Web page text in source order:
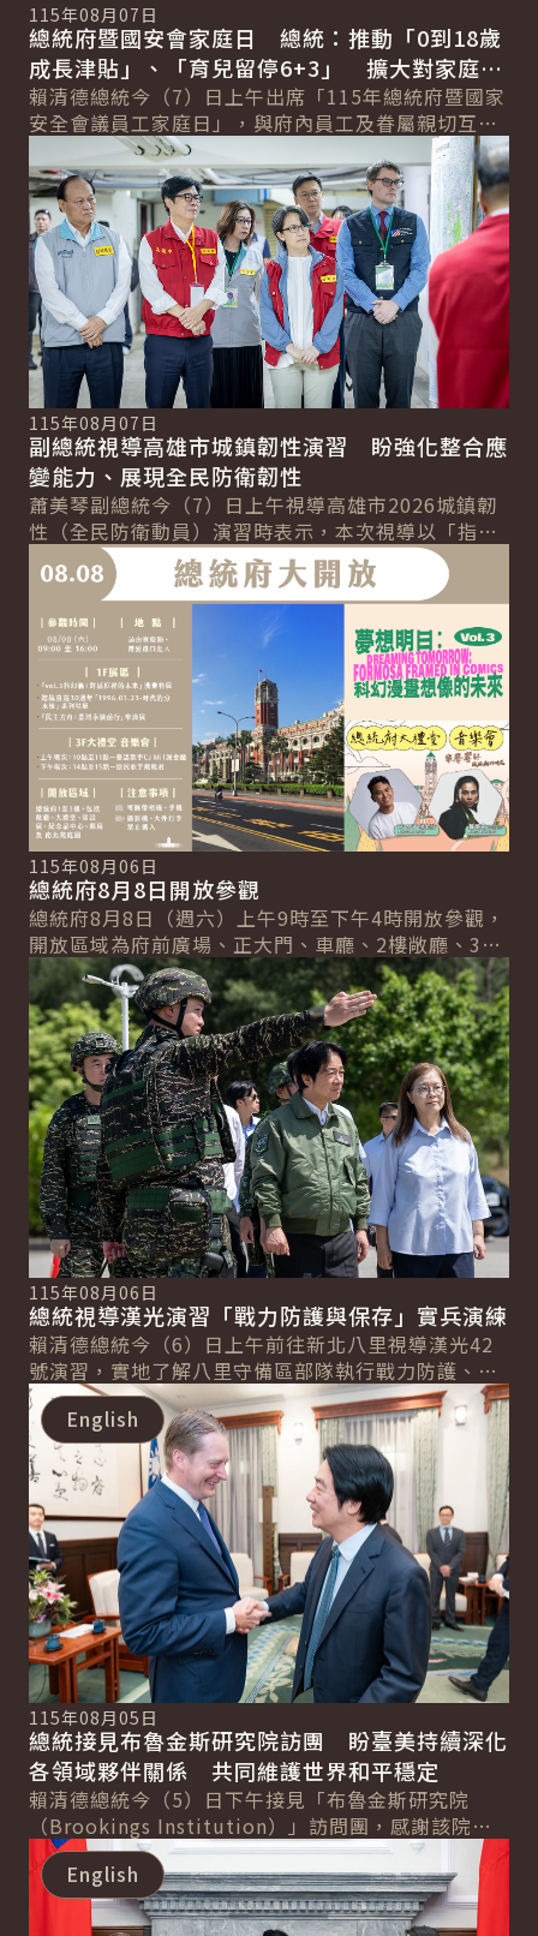
115年08月07日
總統府暨國安會家庭日 總統：推動「0到18歲
成長津貼」、「育兒留停6+3」 擴大對家庭的
支持
賴清德總統今（7）日上午出席「115年總統府暨國家
安全會議員工家庭日」，與府內員工及眷屬親切互動
並合影留念，現場氣氛熱鬧溫馨。 總統致詞時...
115年08月07日
副總統視導高雄市城鎮韌性演習 盼強化整合應
變能力、展現全民防衛韌性
蕭美琴副總統今（7）日上午視導高雄市2026城鎮韌
性（全民防衛動員）演習時表示，本次視導以「指揮
體系持續運作」、「民間力量整合」及「醫療體系...
詳細內容
115年08月06日
總統府8月8日開放參觀
總統府8月8日（週六）上午9時至下午4時開放參觀，
開放區域為府前廣場、正大門、車廳、2樓敞廳、3樓
大禮堂及部分迴廊、1樓展場、迴廊、南苑、北...
詳細內容
115年08月06日
總統視導漢光演習「戰力防護與保存」實兵演練
賴清德總統今（6）日上午前往新北八里視導漢光42
號演習，實地了解八里守備區部隊執行戰力防護、兵
力保存及戰場應變作為，並慰勉參演官兵辛勞。 ...
詳細內容
115年08月05日
總統接見布魯金斯研究院訪團 盼臺美持續深化
各領域夥伴關係 共同維護世界和平穩定
賴清德總統今（5）日下午接見「布魯金斯研究院
（Brookings Institution）」訪問團，感謝該院長
期關注臺灣及促進臺美相互理解。...
English
詳細內容
English